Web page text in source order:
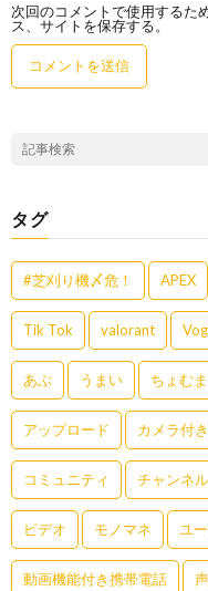
次回のコメントで使用するた
ス、サイトを保存する。
タグ
#芝刈り機〆危！ APEX
Tik Tok valorant
あぶ うまい ちょむ
アップロード カメラ付
コミュニティ チャンネル
ビデオ モノマネ ユ
動画機能付き携帯電話